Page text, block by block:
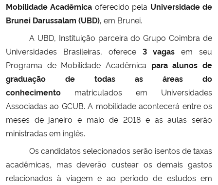
Ministério da Ciência, Tecnologia, Inovações e Comunicações
Ministério do Meio Ambiente
Ministério do Turismo
Ministério da Mulher, da Família e dos Direitos Humanos
Secretaria-Geral
Mobilidade Acadêmica oferecido pela Universidade de
Brunei Darussalam (UBD), em Brunei.
A UBD, Instituição parceira do Grupo Coimbra de
Universidades Brasileiras, oferece 3 vagas em seu
Programa de Mobilidade Acadêmica para alunos de
graduação de todas as áreas do
conhecimento matriculados em Universidades
Associadas ao GCUB. A mobi­lidade acontecerá entre os
meses de janeiro e maio de 2018 e as aulas serão
ministradas em inglês.
Os candidatos selecionados serão isentos de taxas
acadêmicas, mas deve­rão custear os demais gastos
relacionados à viagem e ao período de estudos em